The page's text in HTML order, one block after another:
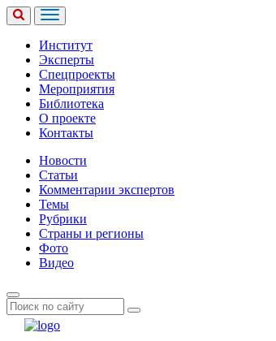
Институт
Эксперты
Спецпроекты
Мероприятия
Библиотека
О проекте
Контакты
Новости
Статьи
Комментарии экспертов
Темы
Рубрики
Страны и регионы
Фото
Видео